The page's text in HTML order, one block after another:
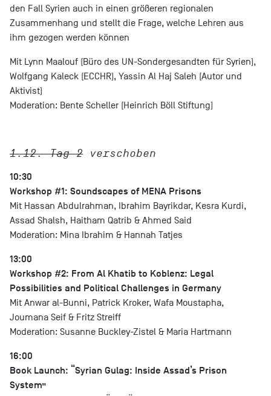
den Fall Syrien auch in einen größeren regionalen
Zusammenhang und stellt die Frage, welche Lehren aus
ihm gezogen werden können
Mit Lynn Maalouf (Büro des UN-Sondergesandten für Syrien),
Wolfgang Kaleck (ECCHR), Yassin Al Haj Saleh (Autor und
Aktivist)
Moderation: Bente Scheller (Heinrich Böll Stiftung)
1.12. Tag 2 verschoben
10:30
Workshop #1: Soundscapes of MENA Prisons
Mit Hassan Abdulrahman, Ibrahim Bayrikdar, Kesra Kurdi,
Assad Shalsh, Haitham Qatrib & Ahmed Said
Moderation: Mina Ibrahim & Hannah Tatjes
13:00
Workshop #2: From Al Khatib to Koblenz: Legal
Possibilities and Political Challenges in Germany
Mit Anwar al-Bunni, Patrick Kroker, Wafa Moustapha,
Joumana Seif & Fritz Streiff
Moderation: Susanne Buckley-Zistel & Maria Hartmann
16:00
Book Launch: “Syrian Gulag: Inside Assad’s Prison
System”